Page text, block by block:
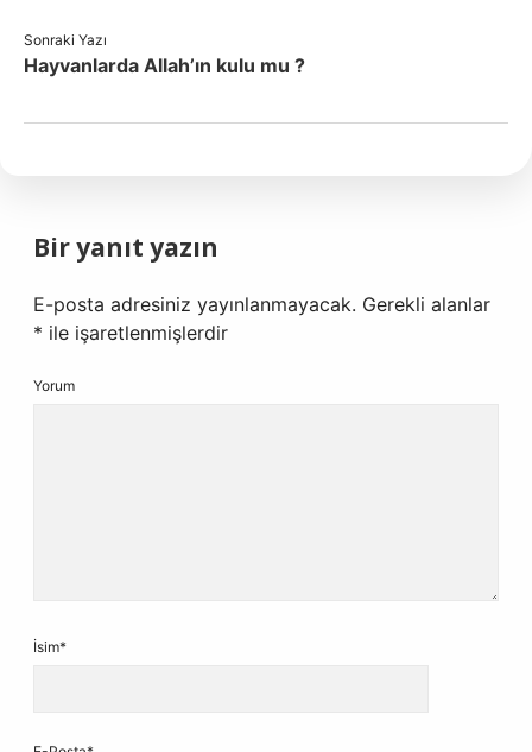
Sonraki Yazı
Hayvanlarda Allah’ın kulu mu ?
Bir yanıt yazın
E-posta adresiniz yayınlanmayacak. Gerekli alanlar
* ile işaretlenmişlerdir
Yorum
İsim*